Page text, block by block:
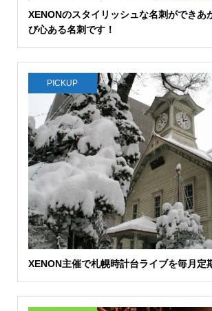
XENONのスタイリッシュな名刺ができあ
び心ある名刺です！
PICKUP
XENON主催で札幌時計台ライブを毎月定